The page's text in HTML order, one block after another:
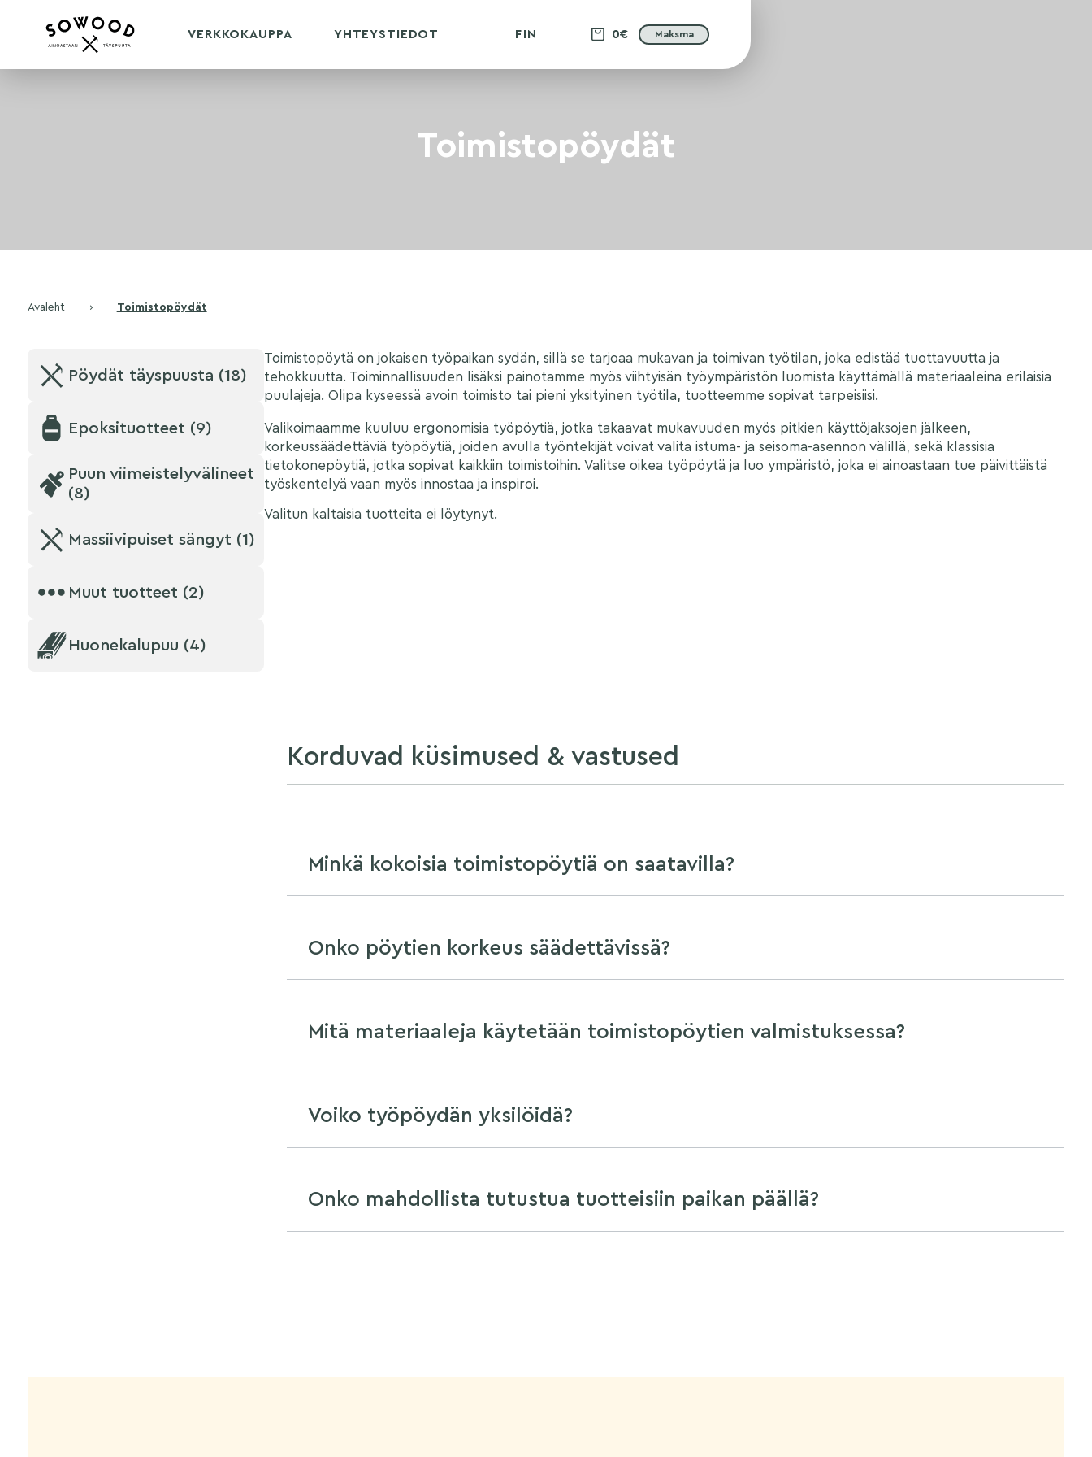
VERKKOKAUPPA YHTEYSTIEDOT FIN 0€ Maksma
Toimistopöydät
Avaleht › Toimistopöydät
Pöydät täyspuusta (18)
Epoksituotteet (9)
Puun viimeistelyvälineet
(8)
Massiivipuiset sängyt (1)
Muut tuotteet (2)
Huonekalupuu (4)
Toimistopöytä on jokaisen työpaikan sydän, sillä se tarjoaa mukavan ja toimivan työtilan, joka edistää tuottavuutta ja
tehokkuutta. Toiminnallisuuden lisäksi painotamme myös viihtyisän työympäristön luomista käyttämällä materiaaleina erilaisia
puulajeja.Olipa kyseessä avoin toimisto tai pieni yksityinen työtila, tuotteemme sopivat tarpeisiisi.
Valikoimaamme kuuluu ergonomisia työpöytiä, jotka takaavat mukavuuden myös pitkien käyttöjaksojen jälkeen,
korkeussäädettäviä työpöytiä, joiden avulla työntekijät voivat valita istuma- ja seisoma-asennon välillä, sekä klassisia
tietokonepöytiä, jotka sopivat kaikkiin toimistoihin.Valitse oikea työpöytä ja luo ympäristö, joka ei ainoastaan tue päivittäistä
työskentelyä vaan myös innostaa ja inspiroi.
Valitun kaltaisia tuotteita ei löytynyt.
Korduvad küsimused & vastused
Minkä kokoisia toimistopöytiä on saatavilla?
Onko pöytien korkeus säädettävissä?
Mitä materiaaleja käytetään toimistopöytien valmistuksessa?
Voiko työpöydän yksilöidä?
Onko mahdollista tutustua tuotteisiin paikan päällä?